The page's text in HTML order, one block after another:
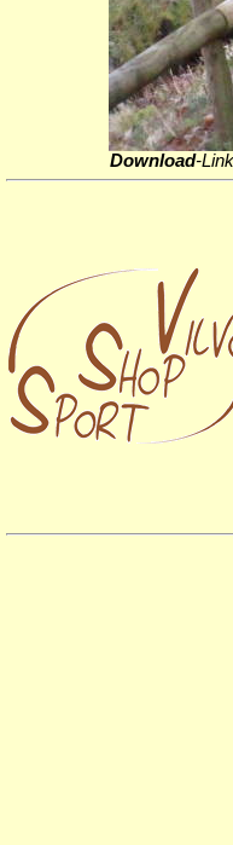
Download-